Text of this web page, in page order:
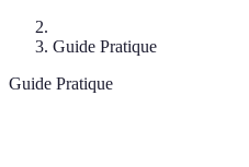
Guide Pratique
Guide Pratique